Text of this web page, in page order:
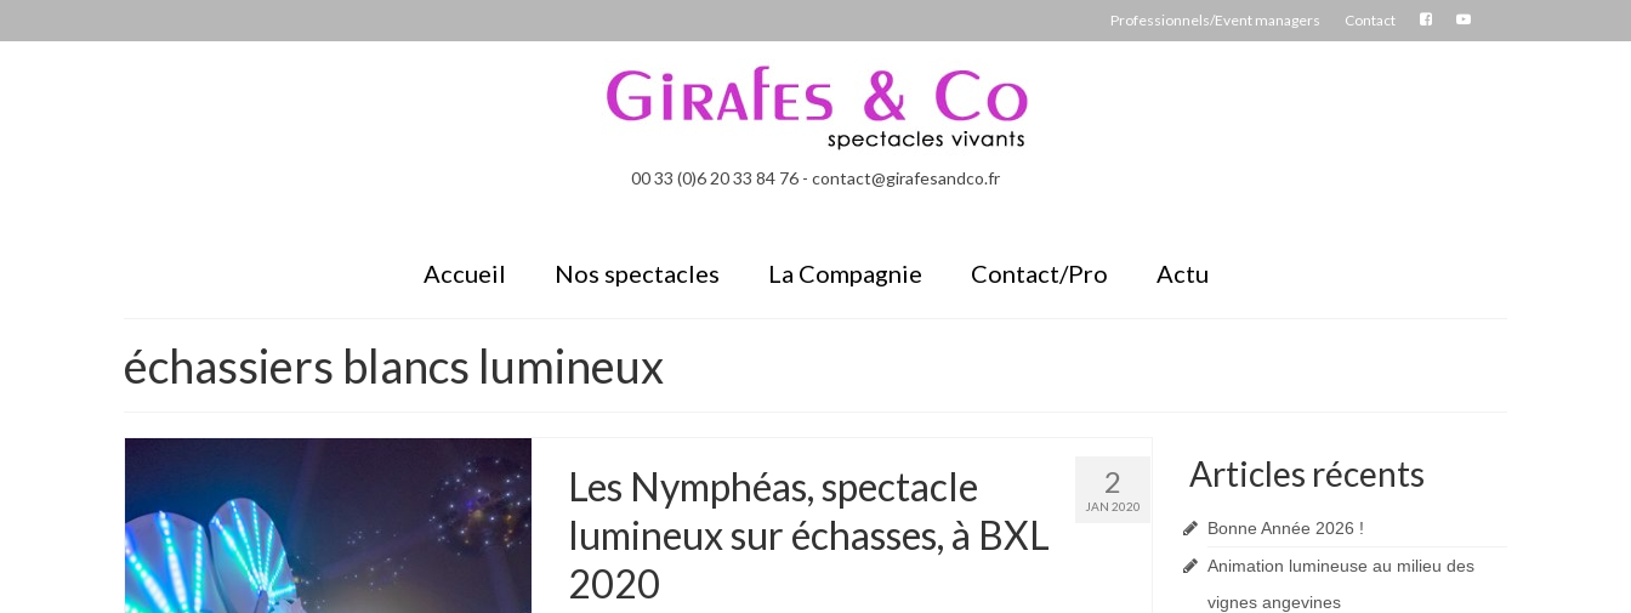
Professionnels/Event managers Contact
00 33 (0)6 20 33 84 76 - contact@girafesandco.fr
Accueil Nos spectacles La Compagnie Contact/Pro Actu
échassiers blancs lumineux
2
JAN 2020
Les Nymphéas, spectacle
lumineux sur échasses, à BXL
2020
Articles récents
Bonne Année 2026 !
Animation lumineuse au milieu des
vignes angevines